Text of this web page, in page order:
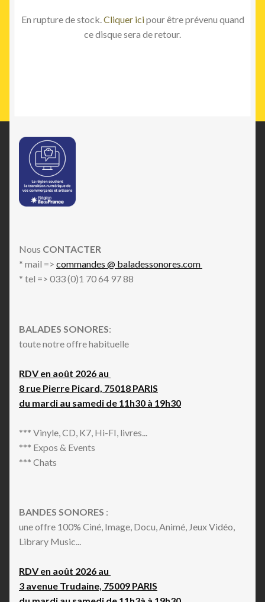
En rupture de stock. Cliquer icipour être prévenu quand
ce disque sera de retour.
Nous CONTACTER
* mail => commandes @ baladessonores.com
* tel => 033 (0)1 70 64 97 88
BALADES SONORES:
toute notre offre habituelle
RDV en août 2026 au
8 rue Pierre Picard, 75018 PARIS
du mardi au samedi de 11h30 à 19h30
*** Vinyle, CD, K7, Hi-FI, livres...
*** Expos & Events
*** Chats
BANDES SONORES :
une offre 100% Ciné, Image, Docu, Animé, Jeux Vidéo,
Library Music...
RDV en août 2026 au
3 avenue Trudaine, 75009 PARIS